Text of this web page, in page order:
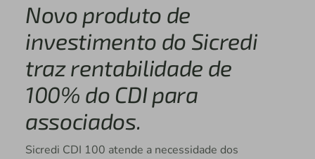
Novo produto de
investimento do Sicredi
traz rentabilidade de
100% do CDI para
associados.
Sicredi CDI 100 atende a necessidade dos